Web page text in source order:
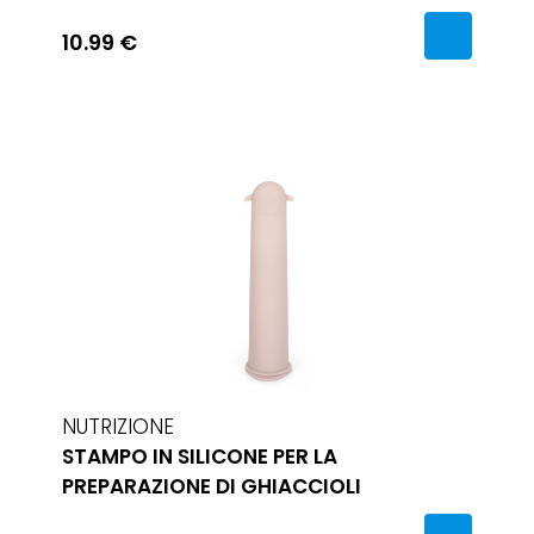
10.99 €
NUTRIZIONE
STAMPO IN SILICONE PER LA
PREPARAZIONE DI GHIACCIOLI